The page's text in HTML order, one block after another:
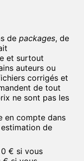
de packages, de
et surtout
auteurs ou
corrigés et
de tout
ne sont pas les
en compte dans
de
0 € si vous